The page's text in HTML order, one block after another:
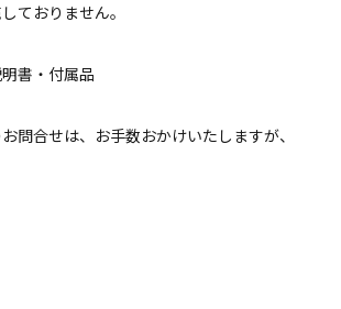
ておりません。
書・付属品
問合せは、お手数おかけいたしますが、